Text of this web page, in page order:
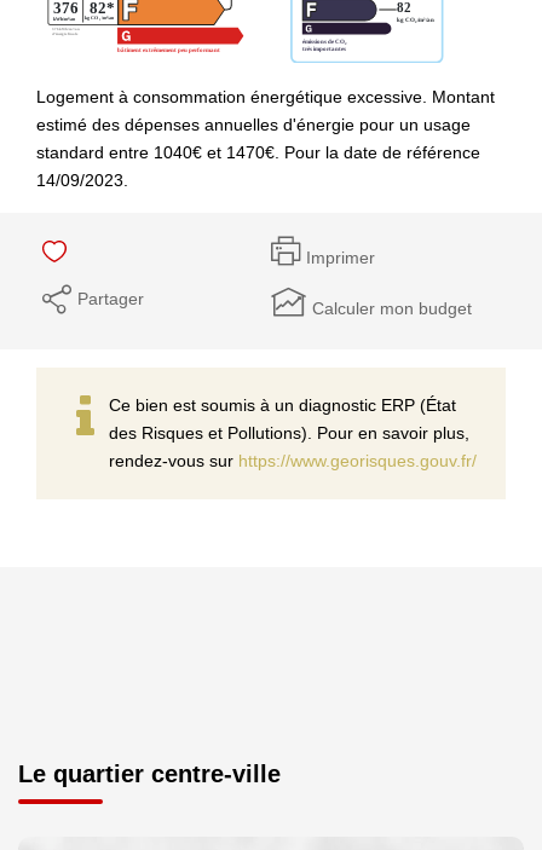
Logement à consommation énergétique excessive. Montant
estimé des dépenses annuelles d'énergie pour un usage
standard entre 1040€ et 1470€. Pour la date de référence
14/09/2023.
Imprimer
Partager Calculer mon budget
Ce bien est soumis à un diagnostic ERP (État
des Risques et Pollutions). Pour en savoir plus,
rendez-vous sur https://www.georisques.gouv.fr/
Le quartier centre-ville